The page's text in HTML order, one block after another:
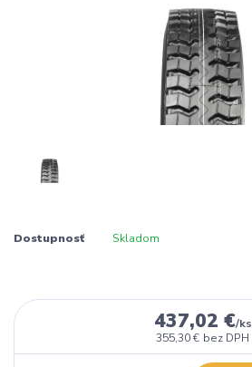
Dostupnosť Skladom
437,02 €/ks
355,30 € bez DPH